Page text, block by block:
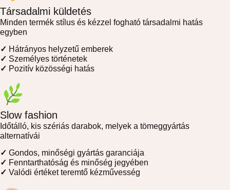
Társadalmi küldetés
Minden termék stílus és kézzel fogható társadalmi hatás
egyben
✓ Hátrányos helyzetű emberek
✓ Személyes történetek
✓ Pozitív közösségi hatás
Slow fashion
Időtálló, kis szériás darabok, melyek a tömeggyártás
alternatívái
✓ Gondos, minőségi gyártás garanciája
✓ Fenntarthatóság és minőség jegyében
✓ Valódi értéket teremtő kézművesség